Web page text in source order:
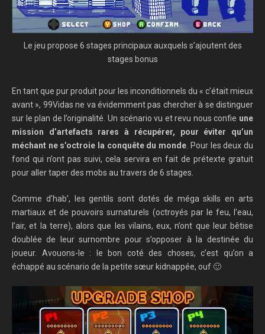
Le jeu propose 6 stages principaux auxquels s’ajoutent des
stages bonus
En tant que pur produit pour les inconditionnels du « c’était mieux
avant », 99Vidas ne va évidemment pas chercher à se distinguer
sur le plan de l’originalité. Un scénario vu et revu nous confie une
mission d’artefacts rares à récupérer, pour éviter qu’un
méchant ne s’octroie la conquête du monde . Pour les deux du
fond qui n’ont pas suivi, cela servira en fait de prétexte gratuit
pour aller taper des mobs au travers de 6 stages.
Comme d’hab’, les gentils sont dotés de méga skills en arts
martiaux et de pouvoirs surnaturels (octroyés par le feu, l’eau,
l’air, et la terre), alors que les vilains, eux, n’ont que leur bêtise
doublée de leur surnombre pour s’opposer à la destinée du
joueur. Avouons-le : le bon coté des choses, c’est qu’on a
échappé au scénario de la petite sœur kidnappée, ouf 🙂